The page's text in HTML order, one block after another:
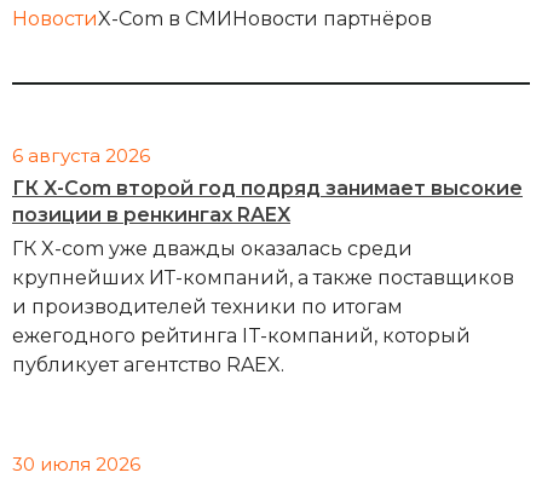
НовостиX-Com в СМИНовости партнёров
6 августа 2026
ГК X-Com второй год подряд занимает высокие
позиции в ренкингах RAEX
ГК X-com уже дважды оказалась среди
крупнейших ИТ-компаний, а также поставщиков
и производителей техники по итогам
ежегодного рейтинга IT-компаний, который
публикует агентство RAEX.
30 июля 2026